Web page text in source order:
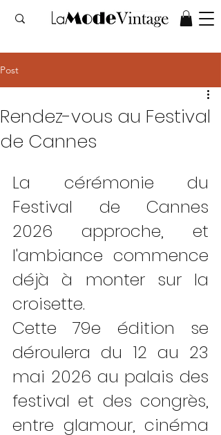
Post
Rendez-vous au Festival
de Cannes
La cérémonie du
Festival de Cannes
2026 approche, et
l'ambiance commence
déjà à monter sur la
croisette.
Cette 79e édition se
déroulera du 12 au 23
mai 2026 au palais des
festival et des congrès,
entre glamour, cinéma